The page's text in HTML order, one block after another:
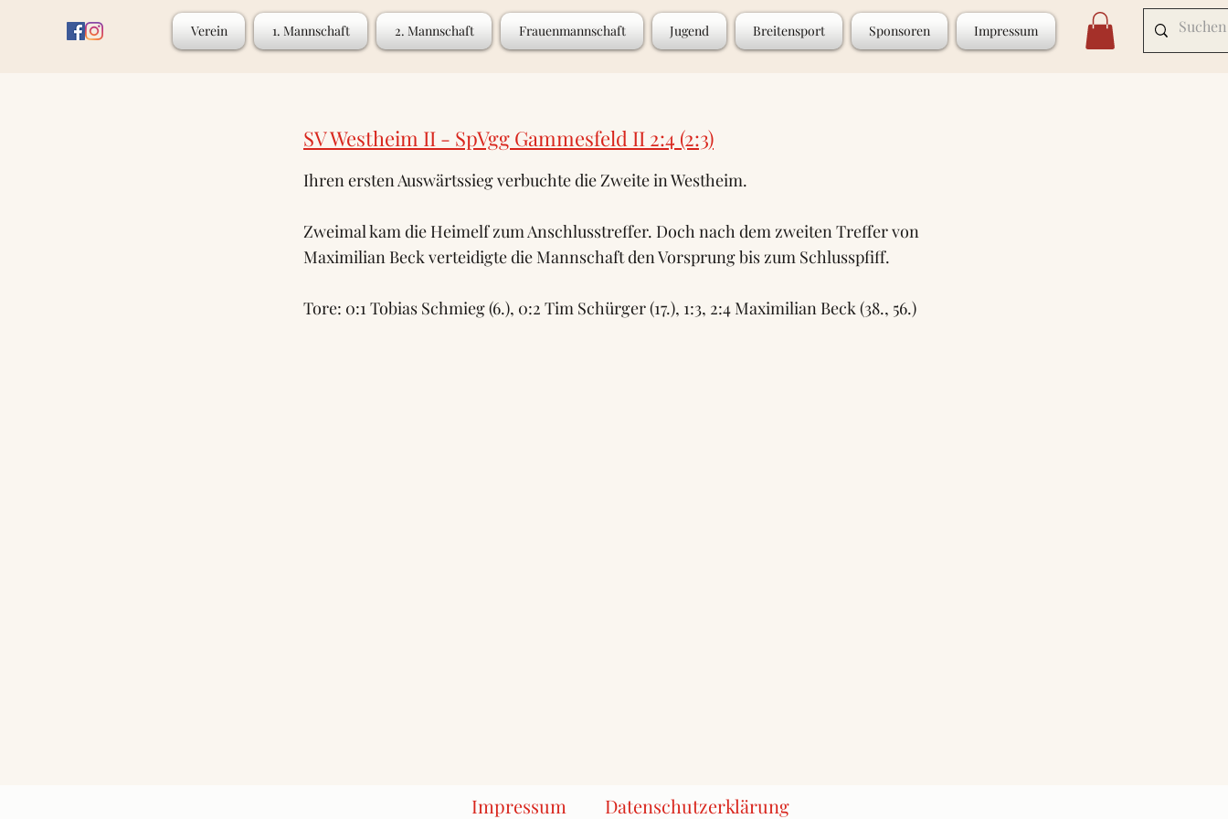
Verein 1. Mannschaft 2. Mannschaft Frauenmannschaft Jugend Breitensport Sponsoren Impressum
SV Westheim II - SpVgg Gammesfeld II 2:4 (2:3)
Ihren ersten Auswärtssieg verbuchte die Zweite in Westheim.
Zweimal kam die Heimelf zum Anschlusstreffer. Doch nach dem zweiten Treffer von
Maximilian Beck verteidigte die Mannschaft den Vorsprung bis zum Schlusspfiff.
Tore: 0:1 Tobias Schmieg (6.), 0:2 Tim Schürger (17.), 1:3, 2:4 Maximilian Beck (38., 56.)
Impressum Datenschutzerklärung